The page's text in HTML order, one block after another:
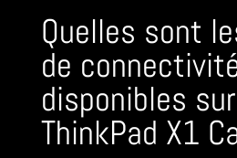
Quelles sont
de
disponibles
ThinkPad X1